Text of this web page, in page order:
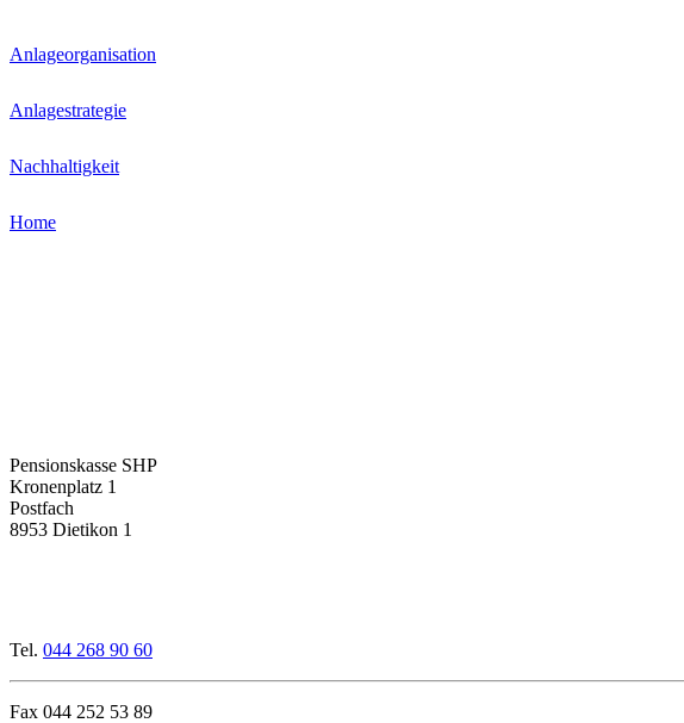
Anlageorganisation
Anlagestrategie
Nachhaltigkeit
Home
Pensionskasse SHP
Kronenplatz 1
Postfach
8953 Dietikon 1
Tel. 044 268 90 60
Fax 044 252 53 89